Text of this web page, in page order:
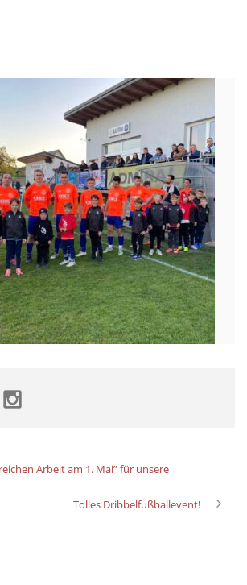
Arbeit am 1. Mai” für unsere
Tolles Dribbelfußballevent!